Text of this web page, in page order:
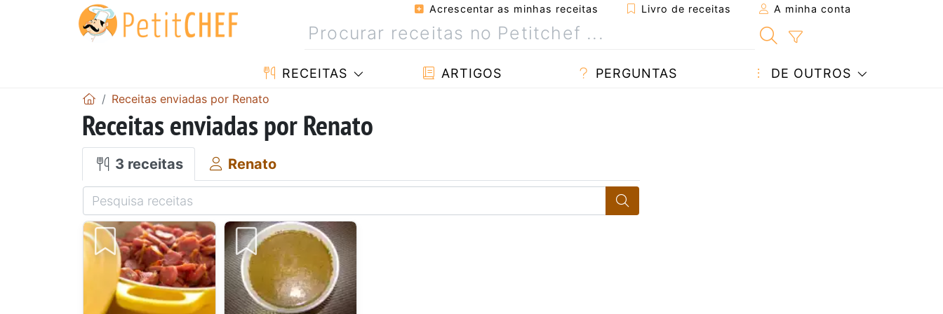
Acrescentar as minhas receitas Livro de receitas A minha conta
RECEITAS ARTIGOS PERGUNTAS DE OUTROS
Receitas enviadas por Renato
Receitas enviadas por Renato
3 receitas Renato